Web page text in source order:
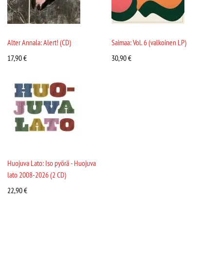
Alter Annala: Alert! (CD)
17,90€
Saimaa: Vol. 6 (valkoinen LP)
30,90€
Huojuva Lato: Iso pyörä - Huojuva
lato 2008-2026 (2 CD)
22,90€